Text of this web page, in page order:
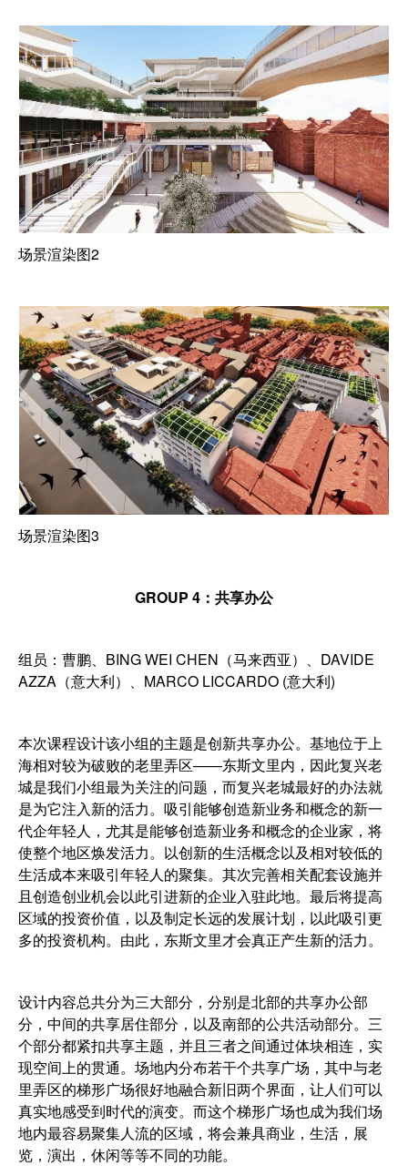
场景渲染图2
场景渲染图3
GROUP 4：共享办公
组员：曹鹏、BING WEI CHEN（马来西亚）、DAVIDE
AZZA（意大利）、MARCO LICCARDO (意大利)
本次课程设计该小组的主题是创新共享办公。基地位于上
海相对较为破败的老里弄区——东斯文里内，因此复兴老
城是我们小组最为关注的问题，而复兴老城最好的办法就
是为它注入新的活力。吸引能够创造新业务和概念的新一
代企年轻人，尤其是能够创造新业务和概念的企业家，将
使整个地区焕发活力。以创新的生活概念以及相对较低的
生活成本来吸引年轻人的聚集。其次完善相关配套设施并
且创造创业机会以此引进新的企业入驻此地。最后将提高
区域的投资价值，以及制定长远的发展计划，以此吸引更
多的投资机构。由此，东斯文里才会真正产生新的活力。
设计内容总共分为三大部分，分别是北部的共享办公部
分，中间的共享居住部分，以及南部的公共活动部分。三
个部分都紧扣共享主题，并且三者之间通过体块相连，实
现空间上的贯通。场地内分布若干个共享广场，其中与老
里弄区的梯形广场很好地融合新旧两个界面，让人们可以
真实地感受到时代的演变。而这个梯形广场也成为我们场
地内最容易聚集人流的区域，将会兼具商业，生活，展
览，演出，休闲等等不同的功能。